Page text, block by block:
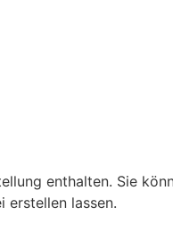
enthalten. Sie
erstellen lassen.